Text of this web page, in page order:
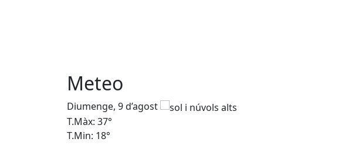
Meteo
Diumenge, 9 d’agost
T.Màx: 37°
T.Min: 18°